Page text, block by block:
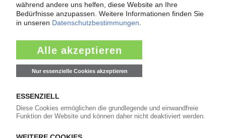
ITALIEN
Verband Unionplast findet Gehör bei Forza
Italia
VINYLS ITALIA
Dioki will nur die PVC-Produktion / Offenbar kein
Interesse an VCM/Chlorstrecke / Noch ein